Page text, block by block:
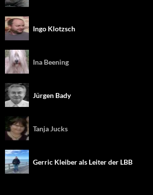
Ingo Klotzsch
Ina Beening
Jürgen Bady
Tanja Jucks
Gerric Kleiber als Leiter der LBB